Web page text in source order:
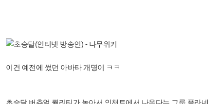
이건 예전에 썼던 아바타 개명이 ㅋㅋ